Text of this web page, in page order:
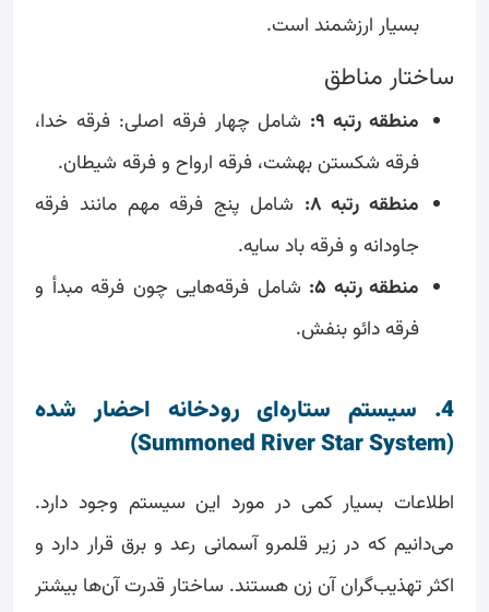
بسیار ارزشمند است.
ساختار مناطق
منطقه رتبه ۹:
شامل چهار فرقه اصلی: فرقه خدا،
فرقه شکستن بهشت، فرقه ارواح و فرقه شیطان.
منطقه رتبه ۸:
شامل پنج فرقه مهم مانند فرقه
جاودانه و فرقه باد سایه.
منطقه رتبه ۵:
شامل فرقه‌هایی چون فرقه مبدأ و
فرقه دائو بنفش.
4. سیستم ستاره‌ای رودخانه احضار شده
(Summoned River Star System)
اطلاعات بسیار کمی در مورد این سیستم وجود دارد.
می‌دانیم که در زیر قلمرو آسمانی رعد و برق قرار دارد و
اکثر تهذیب‌گران آن زن هستند. ساختار قدرت آن‌ها بیشتر